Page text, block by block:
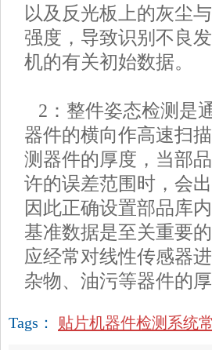
以及反光板上的灰尘
强度，导致识别不良
机的有关初始数据。
2：整件姿态检测是
器件的横向作高速扫
测器件的厚度，当部
许的误差范围时，会
因此正确设置部品库
基准数据是至关重要
应经常对线性传感器
杂物、油污等器件的
Tags： 贴片机器件检测系统